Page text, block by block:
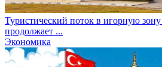
Туристический поток в игорную
продолжает ...
Экономика